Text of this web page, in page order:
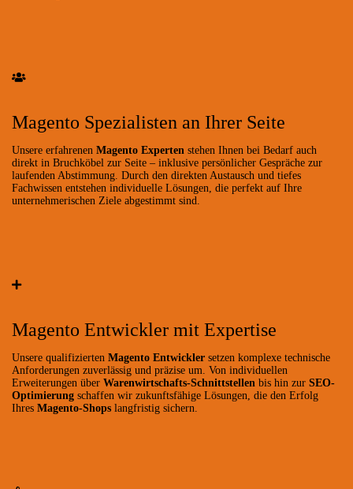
Magento Spezialisten an Ihrer Seite
Unsere erfahrenen Magento Experten stehen Ihnen bei Bedarf auch
direkt in Bruchköbel zur Seite – inklusive persönlicher Gespräche zur
laufenden Abstimmung. Durch den direkten Austausch und tiefes
Fachwissen entstehen individuelle Lösungen, die perfekt auf Ihre
unternehmerischen Ziele abgestimmt sind.
Magento Entwickler mit Expertise
Unsere qualifizierten Magento Entwickler setzen komplexe technische
Anforderungen zuverlässig und präzise um. Von individuellen
Erweiterungen über Warenwirtschafts-Schnittstellen bis hin zur SEO-
Optimierung schaffen wir zukunftsfähige Lösungen, die den Erfolg
Ihres Magento-Shops langfristig sichern.